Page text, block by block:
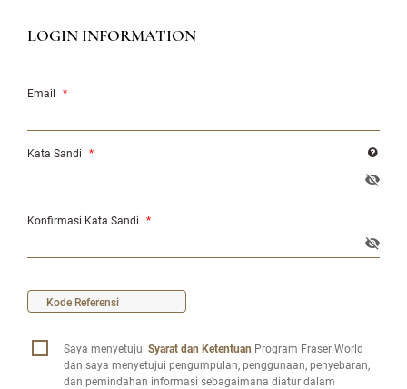
LOGIN INFORMATION
Email *
Kata Sandi *
Konfirmasi Kata Sandi *
Saya menyetujui Syarat dan Ketentuan Program Fraser World
dan saya menyetujui pengumpulan, penggunaan, penyebaran,
dan pemindahan informasi sebagaimana diatur dalam